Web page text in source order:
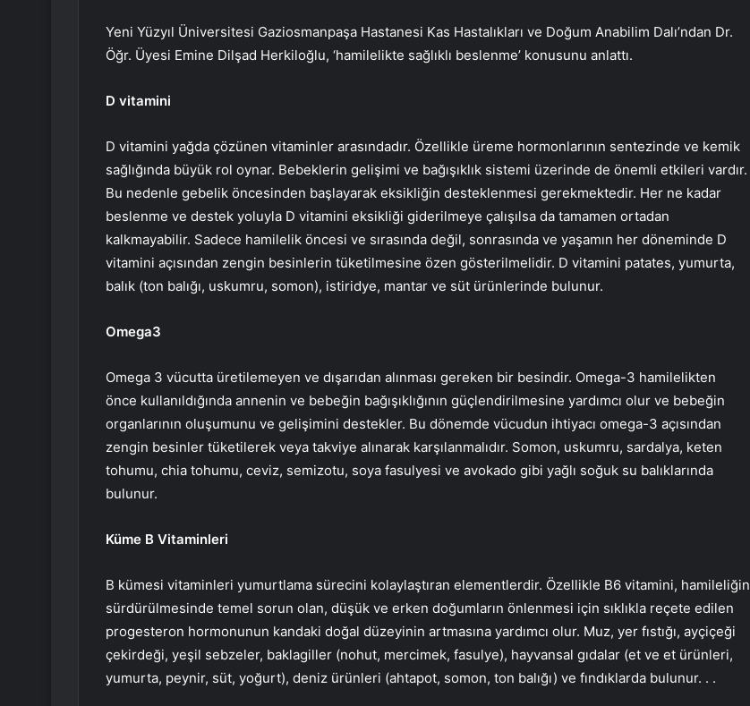
Yeni Yüzyıl Üniversitesi Gaziosmanpaşa Hastanesi Kas Hastalıkları ve Doğum Anabilim Dalı’ndan Dr.
Öğr. Üyesi Emine Dilşad Herkiloğlu, ‘hamilelikte sağlıklı beslenme’ konusunu anlattı.
D vitamini
D vitamini yağda çözünen vitaminler arasındadır. Özellikle üreme hormonlarının sentezinde ve kemik
sağlığında büyük rol oynar. Bebeklerin gelişimi ve bağışıklık sistemi üzerinde de önemli etkileri vardır.
Bu nedenle gebelik öncesinden başlayarak eksikliğin desteklenmesi gerekmektedir. Her ne kadar
beslenme ve destek yoluyla D vitamini eksikliği giderilmeye çalışılsa da tamamen ortadan
kalkmayabilir. Sadece hamilelik öncesi ve sırasında değil, sonrasında ve yaşamın her döneminde D
vitamini açısından zengin besinlerin tüketilmesine özen gösterilmelidir. D vitamini patates, yumurta,
balık (ton balığı, uskumru, somon), istiridye, mantar ve süt ürünlerinde bulunur.
Omega3
Omega 3 vücutta üretilemeyen ve dışarıdan alınması gereken bir besindir. Omega-3 hamilelikten
önce kullanıldığında annenin ve bebeğin bağışıklığının güçlendirilmesine yardımcı olur ve bebeğin
organlarının oluşumunu ve gelişimini destekler. Bu dönemde vücudun ihtiyacı omega-3 açısından
zengin besinler tüketilerek veya takviye alınarak karşılanmalıdır. Somon, uskumru, sardalya, keten
tohumu, chia tohumu, ceviz, semizotu, soya fasulyesi ve avokado gibi yağlı soğuk su balıklarında
bulunur.
Küme B Vitaminleri
B kümesi vitaminleri yumurtlama sürecini kolaylaştıran elementlerdir. Özellikle B6 vitamini, hamileliğin
sürdürülmesinde temel sorun olan, düşük ve erken doğumların önlenmesi için sıklıkla reçete edilen
progesteron hormonunun kandaki doğal düzeyinin artmasına yardımcı olur. Muz, yer fıstığı, ayçiçeği
çekirdeği, yeşil sebzeler, baklagiller (nohut, mercimek, fasulye), hayvansal gıdalar (et ve et ürünleri,
yumurta, peynir, süt, yoğurt), deniz ürünleri (ahtapot, somon, ton balığı) ve fındıklarda bulunur. . .